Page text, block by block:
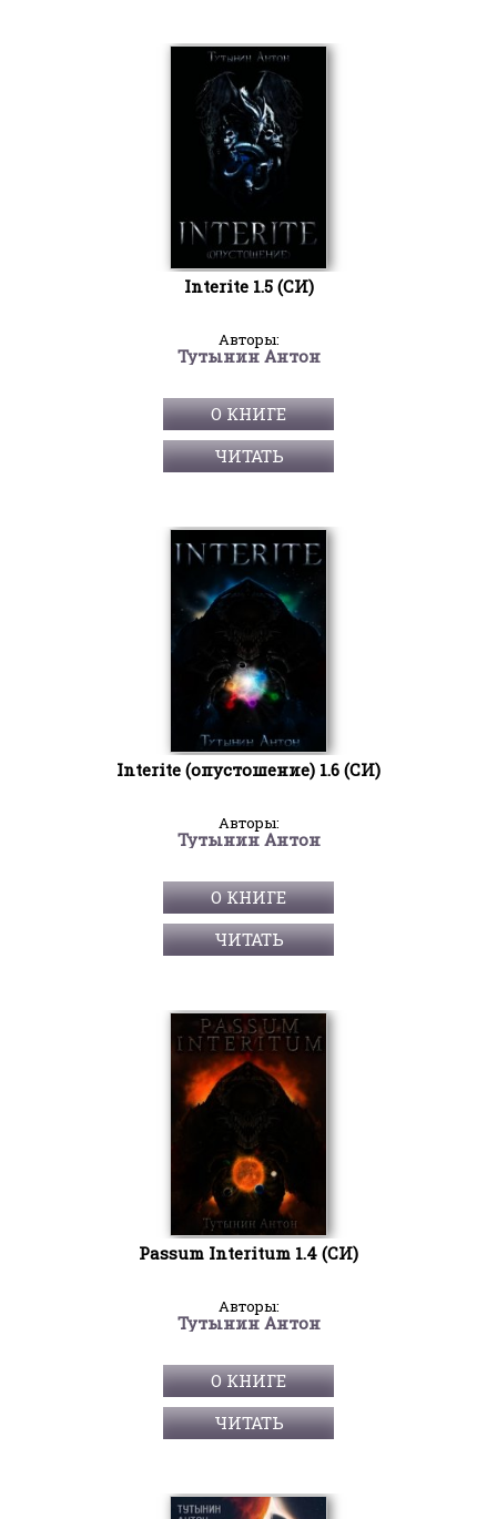
Interite 1.5 (СИ)
Авторы:
Тутынин Антон
О КНИГЕ
ЧИТАТЬ
Interite (опустошение) 1.6 (СИ)
Авторы:
Тутынин Антон
О КНИГЕ
ЧИТАТЬ
Passum Interitum 1.4 (СИ)
Авторы:
Тутынин Антон
О КНИГЕ
ЧИТАТЬ